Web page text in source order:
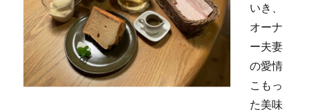
いき、
オーナ
ー夫妻
の愛情
こもっ
た美味